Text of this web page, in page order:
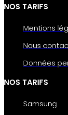
NOS TARIFS
Mentions
Nous
Données
NOS TARIFS
Samsung